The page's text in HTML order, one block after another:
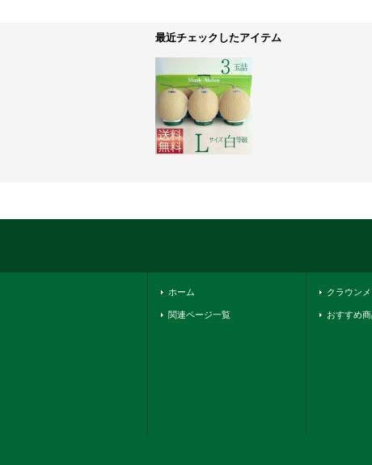
最近チェックしたアイテム
ホーム
関連ページ一覧
クラウン
おすすめ